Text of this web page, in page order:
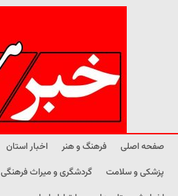
صفحه اصلی فرهنگ و هنر اخبار استان
پزشکی و سلامت
گردشگری و میراث فرهنگی